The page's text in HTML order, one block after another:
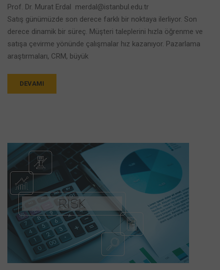
Prof. Dr. Murat Erdal merdal@istanbul.edu.tr
Satış günümüzde son derece farklı bir noktaya ilerliyor. Son
derece dinamik bir süreç. Müşteri taleplerini hızla öğrenme ve
satışa çevirme yönünde çalışmalar hız kazanıyor. Pazarlama
araştırmaları, CRM, büyük
DEVAMI